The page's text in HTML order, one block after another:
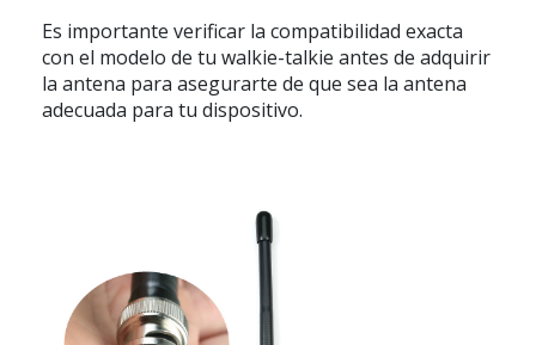
Es importante verificar la compatibilidad exacta
con el modelo de tu walkie-talkie antes de adquirir
la antena para asegurarte de que sea la antena
adecuada para tu dispositivo.